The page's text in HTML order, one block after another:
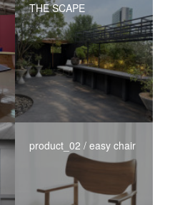
THE SCAPE
product_02 / easy chair